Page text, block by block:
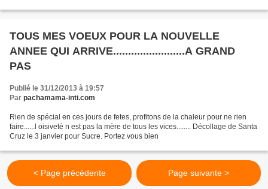
TOUS MES VOEUX POUR LA NOUVELLE
ANNEE QUI ARRIVE........................A GRAND
PAS
Publié le 31/12/2013 à 19:57
Par pachamama-inti.com
Rien de spécial en ces jours de fetes, profitons de la chaleur pour ne rien
faire......l oisiveté n est pas la mère de tous les vices........ Décollage de Santa
Cruz le 3 janvier pour Sucre. Portez vous bien
< Page précédente Page suivante >